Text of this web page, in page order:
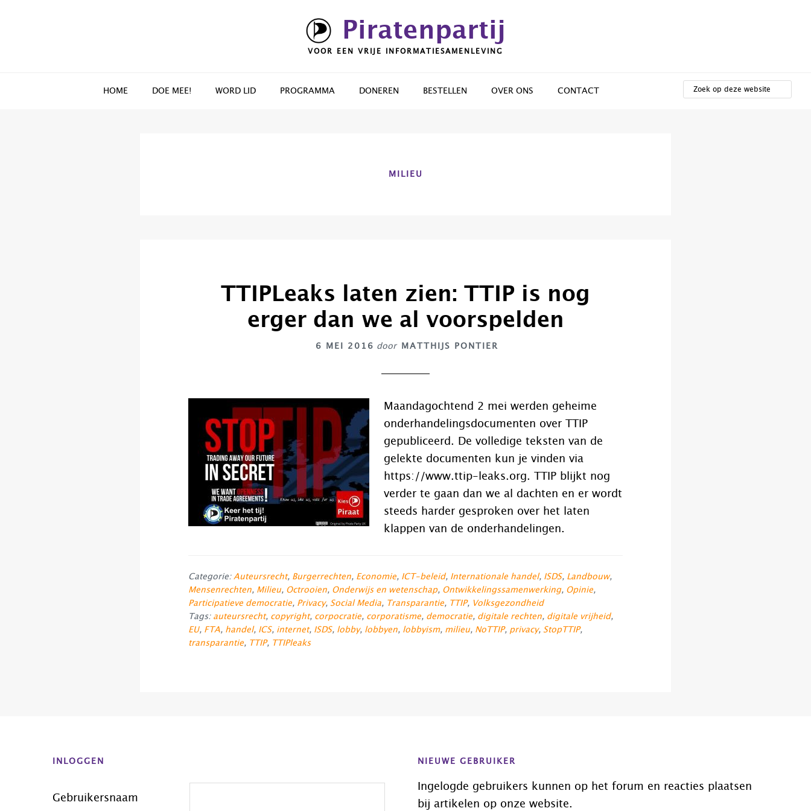
Piratenpartij
VOOR EEN VRIJE INFORMATIESAMENLEVING
HOME DOE MEE! WORD LID PROGRAMMA DONEREN BESTELLEN OVER ONS CONTACT
OP
DEZE
MILIEU
TTIPLeaks laten zien: TTIP is nog
erger dan we al voorspelden
6 MEI 2016 door MATTHIJS PONTIER
Maandagochtend 2 mei werden geheime
onderhandelingsdocumenten over TTIP
gepubliceerd. De volledige teksten van de
gelekte documenten kun je vinden via
https://www.ttip-leaks.org. TTIP blijkt nog
verder te gaan dan we al dachten en er wordt
steeds harder gesproken over het laten
klappen van de onderhandelingen.
Categorie: Auteursrecht, Burgerrechten, Economie, ICT-beleid, Internationale handel, ISDS, Landbouw,
Mensenrechten, Milieu, Octrooien, Onderwijs en wetenschap, Ontwikkelingssamenwerking, Opinie,
Participatieve democratie, Privacy, Social Media, Transparantie, TTIP, Volksgezondheid
Tags: auteursrecht, copyright, corpocratie, corporatisme, democratie, digitale rechten, digitale vrijheid,
EU, FTA, handel, ICS, internet, ISDS, lobby, lobbyen, lobbyism, milieu, NoTTIP, privacy, StopTTIP,
transparantie, TTIP, TTIPleaks
INLOGGEN
Gebruikersnaam
NIEUWE GEBRUIKER
Ingelogde gebruikers kunnen op het forum en reacties plaatsen
bij artikelen op onze website.